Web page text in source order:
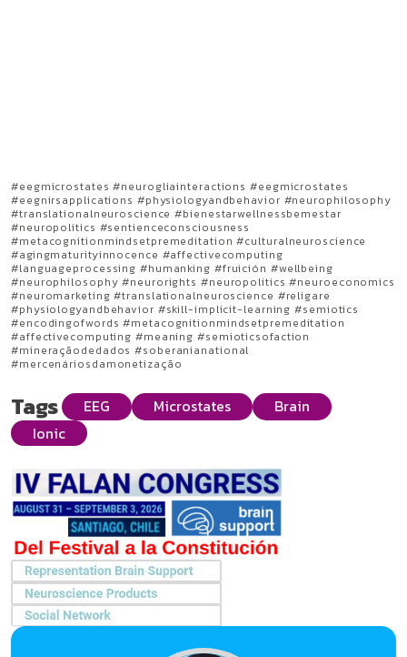
#eegmicrostates #neurogliainteractions #eegmicrostates
#eegnirsapplications #physiologyandbehavior #neurophilosophy
#translationalneuroscience #bienestarwellnessbemestar
#neuropolitics #sentienceconsciousness
#metacognitionmindsetpremeditation #culturalneuroscience
#agingmaturityinnocence #affectivecomputing
#languageprocessing #humanking #fruición #wellbeing
#neurophilosophy #neurorights #neuropolitics #neuroeconomics
#neuromarketing #translationalneuroscience #religare
#physiologyandbehavior #skill-implicit-learning #semiotics
#encodingofwords #metacognitionmindsetpremeditation
#affectivecomputing #meaning #semioticsofaction
#mineraçãodedados #soberanianational
#mercenáriosdamonetização
Tags EEG Microstates
Brain
Ionic